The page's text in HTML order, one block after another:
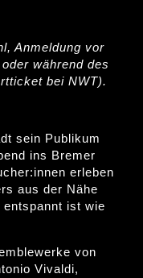
Anmeldung vor
während des
bei NWT).
sein Publikum
ins Bremer
erleben
aus der Nähe
entspannt ist wie
von
Vivaldi,